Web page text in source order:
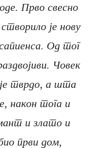
Прво свесно
је нову
Од тог
Човек
тврдо, а шта
након тога и
и злато и
први дом,